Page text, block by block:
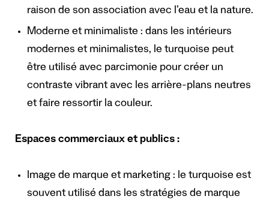
raison de son association avec l’eau et la nature.
Moderne et minimaliste : dans les intérieurs
modernes et minimalistes, le turquoise peut
être utilisé avec parcimonie pour créer un
contraste vibrant avec les arrière-plans neutres
et faire ressortir la couleur.
Espaces commerciaux et publics :
Image de marque et marketing : le turquoise est
souvent utilisé dans les stratégies de marque